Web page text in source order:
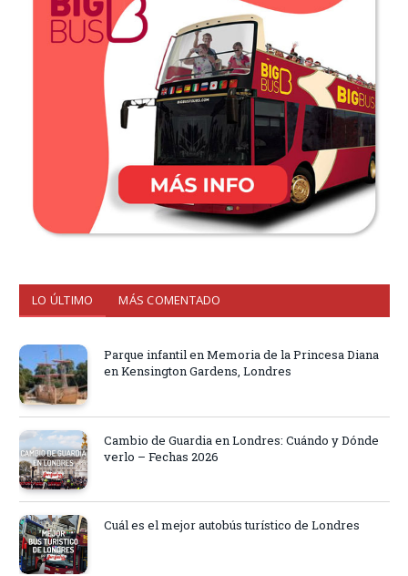
LO ÚLTIMO MÁS COMENTADO
Parque infantil en Memoria de la Princesa Diana
en Kensington Gardens, Londres
Cambio de Guardia en Londres: Cuándo y Dónde
verlo – Fechas 2026
Cuál es el mejor autobús turístico de Londres